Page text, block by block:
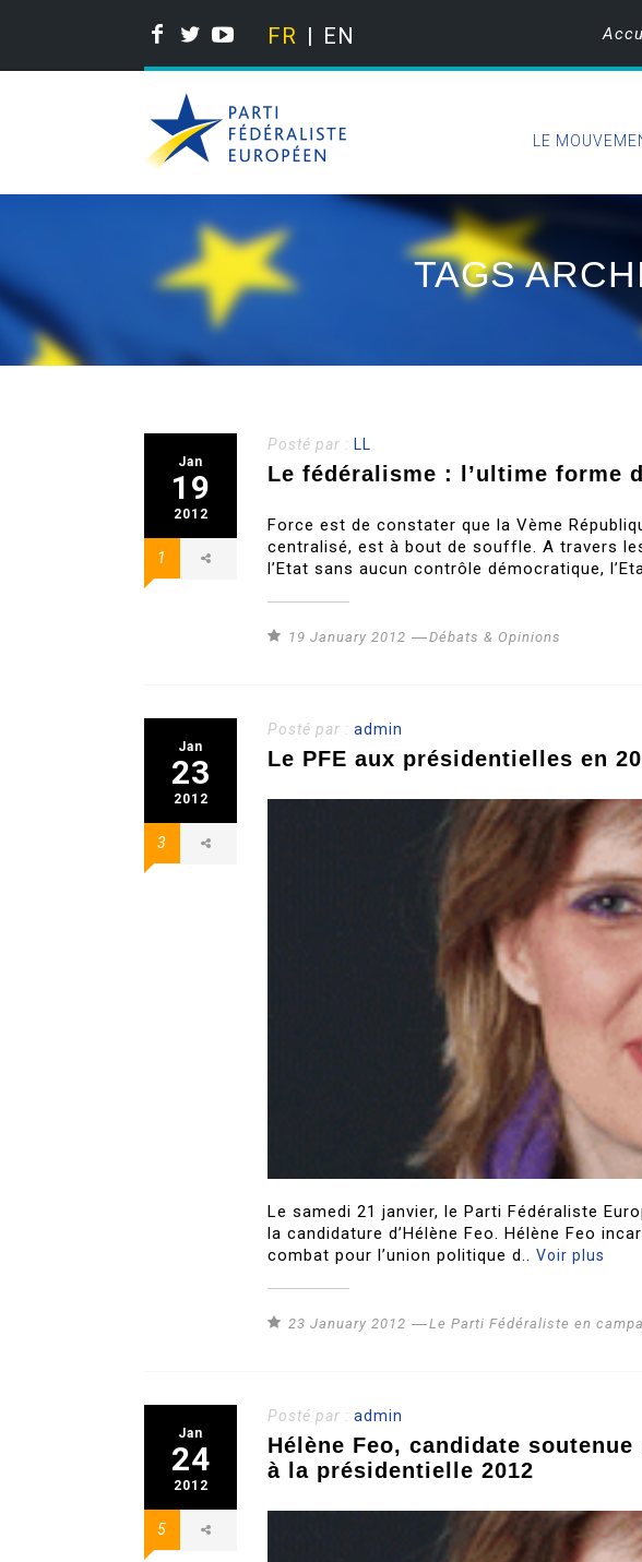
FR EN
LE
TAGS
Jan
19
2012
1
Posté par : LL
Le fédéralisme : l’ultime forme
Force est de constater que la Vème
centralisé, est à bout de souffle. A travers
l’Etat sans aucun contrôle démocratique,
19 January 2012 Débats & Opinions
Jan
23
2012
3
Posté par : admin
Le PFE aux présidentielles en
Le samedi 21 janvier, le Parti Fédéraliste
la candidature d’Hélène Feo. Hélène Feo
combat pour l’union politique d.. Voir plus
23 January 2012 Le Parti Fédéraliste en
Jan
24
2012
5
Posté par : admin
Hélène Feo, candidate
à la présidentielle 2012